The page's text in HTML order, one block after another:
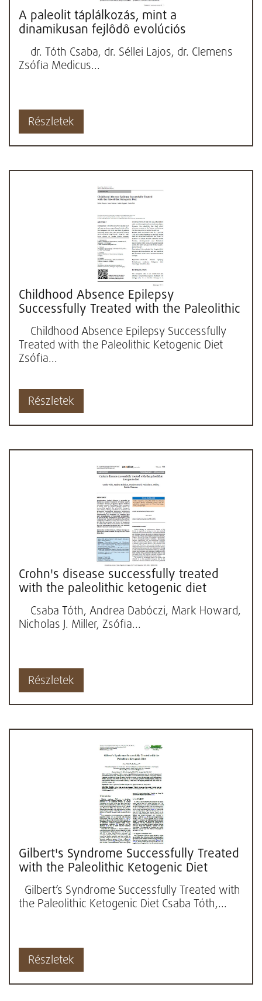
A paleolit táplálkozás, mint a
dinamikusan fejlôdô evolúciós
orvostudományi szemlélet alaptétele...
dr. Tóth Csaba, dr. Séllei Lajos, dr. Clemens
Zsófia Medicus...
Részletek
Childhood Absence Epilepsy
Successfully Treated with the Paleolithic
Ketogenic Diet
Childhood Absence Epilepsy Successfully
Treated with the Paleolithic Ketogenic Diet
Zsófia...
Részletek
Crohn's disease successfully treated
with the paleolithic ketogenic diet
Csaba Tóth, Andrea Dabóczi, Mark Howard,
Nicholas J. Miller, Zsófia...
Részletek
Gilbert's Syndrome Successfully Treated
with the Paleolithic Ketogenic Diet
Gilbert’s Syndrome Successfully Treated with
the Paleolithic Ketogenic Diet Csaba Tóth,...
Részletek